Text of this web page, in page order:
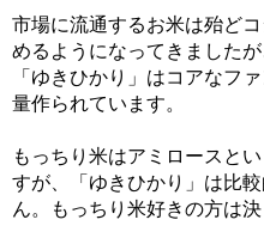
市場に流通するお米は殆ど
めるようになってきました
「ゆきひかり」はコアなフ
量作られています。
もっちり米はアミロースと
すが、「ゆきひかり」は比
ん。もっちり米好きの方は